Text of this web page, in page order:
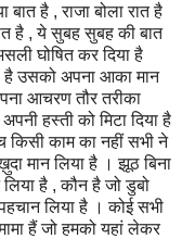
है , राजा बोला रात है
है , ये सुबह सुबह की बात
घोषित कर दिया है
है उसको अपना आका मान
आचरण तौर तरीका
हस्ती को मिटा दिया है
काम का नहीं सभी ने
मान लिया है । झूठ बिना
है , कौन है जो डुबो
लिया है । कोई सभी
हैं जो हमको यहां लेकर